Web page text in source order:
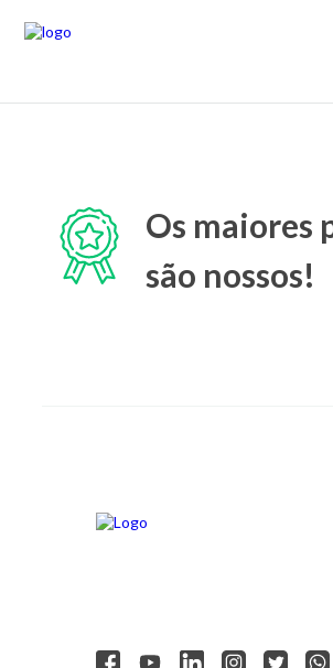
Os maiores
são nossos!